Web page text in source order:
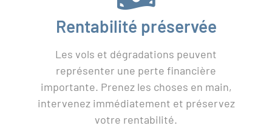
Rentabilité préservée
Les vols et dégradations peuvent
représenter une perte financière
importante. Prenez les choses en main,
intervenez immédiatement et préservez
votre rentabilité.